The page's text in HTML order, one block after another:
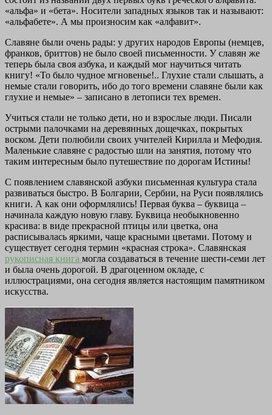
«альфа» и «бета». Носители западных языков так и называют:
«альфабете». А мы произносим как «алфавит».
Славяне были очень рады: у других народов Европы (немцев,
франков, бриттов) не было своей письменности. У славян же
теперь была своя азбука, и каждый мог научиться читать
книгу! «То было чудное мгновенье!.. Глухие стали слышать, а
немые стали говорить, ибо до того времени славяне были как
глухие и немые» – записано в летописи тех времен.
Учиться стали не только дети, но и взрослые люди. Писали
острыми палочками на деревянных дощечках, покрытых
воском. Дети полюбили своих учителей Кирилла и Мефодия.
Маленькие славяне с радостью шли на занятия, потому что
таким интересным было путешествие по дорогам Истины!
С появлением славянской азбуки письменная культура стала
развиваться быстро. В Болгарии, Сербии, на Руси появлялись
книги. А как они оформлялись! Первая буква – буквица –
начинала каждую новую главу. Буквица необыкновенно
красива: в виде прекрасной птицы или цветка, она
расписывалась яркими, чаще красными цветами. Потому и
существует сегодня термин «красная строка». Славянская
рукописная книга могла создаваться в течение шести-семи лет
и была очень дорогой. В драгоценном окладе, с
иллюстрациями, она сегодня является настоящим памятником
искусства.